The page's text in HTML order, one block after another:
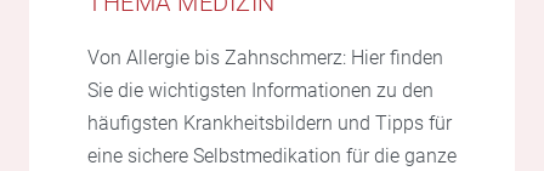
Von Allergie bis Zahnschmerz: Hier finden
Sie die wichtigsten Informationen zu den
häufigsten Krankheitsbildern und Tipps für
eine sichere Selbstmedikation für die ganze